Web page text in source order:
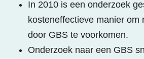
In 2010 is een onderzoek
kosteneffectieve manier om
door GBS te voorkomen.
Onderzoek naar een GBS